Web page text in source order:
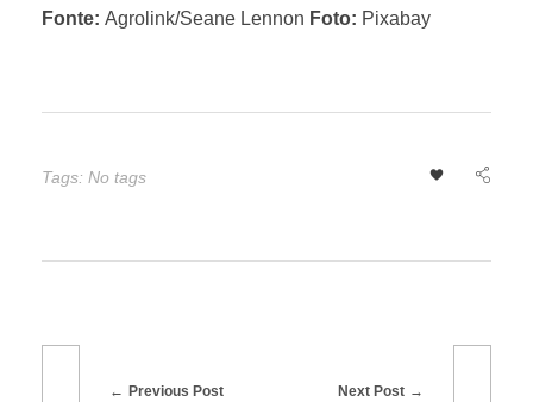
e
ª
Fonte: Agrolink/Seane Lennon Foto: Pixabay
Tags: No tags
Previous Post Next Post